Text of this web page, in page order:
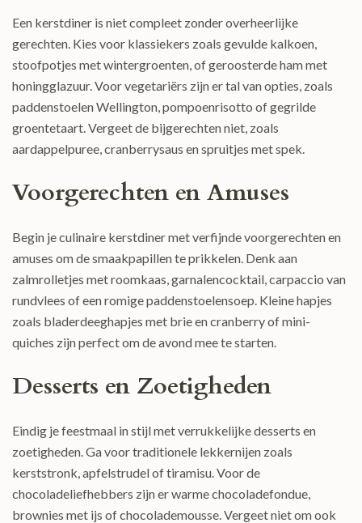
Een kerstdiner is niet compleet zonder overheerlijke
gerechten. Kies voor klassiekers zoals gevulde kalkoen,
stoofpotjes met wintergroenten, of geroosterde ham met
honingglazuur. Voor vegetariërs zijn er tal van opties, zoals
paddenstoelen Wellington, pompoenrisotto of gegrilde
groentetaart. Vergeet de bijgerechten niet, zoals
aardappelpuree, cranberrysaus en spruitjes met spek.
Voorgerechten en Amuses
Begin je culinaire kerstdiner met verfijnde voorgerechten en
amuses om de smaakpapillen te prikkelen. Denk aan
zalmrolletjes met roomkaas, garnalencocktail, carpaccio van
rundvlees of een romige paddenstoelensoep. Kleine hapjes
zoals bladerdeeghapjes met brie en cranberry of mini-
quiches zijn perfect om de avond mee te starten.
Desserts en Zoetigheden
Eindig je feestmaal in stijl met verrukkelijke desserts en
zoetigheden. Ga voor traditionele lekkernijen zoals
kerststronk, apfelstrudel of tiramisu. Voor de
chocoladeliefhebbers zijn er warme chocoladefondue,
brownies met ijs of chocolademousse. Vergeet niet om ook